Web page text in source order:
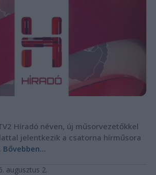
Híradó néven, új műsorvezetőkkel
jelentkezik a csatorna hírműsora
Bővebben...
augusztus 2.